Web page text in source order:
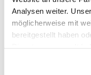
Analysen weiter.
möglicherweise mit
bereitgestellt haben